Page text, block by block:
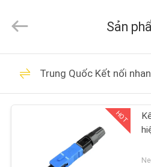
TRANG
CHỦ
LIMITED.
Reserved.
GPON ONU
Sản
Trung Quốc Kết nối
HOT